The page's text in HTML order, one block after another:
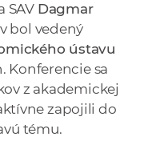
SAV Dagmar
bol vedený
ústavu
Konferencie sa
z akademickej
zapojili do
tému.